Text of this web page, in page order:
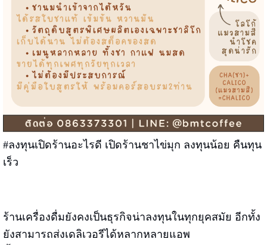
#ลงทุนเปิดร้านอะไรดี เปิดร้านชาไข่มุก ลงทุนน้อย คืนทุน
เร็ว
ร้านเครื่องดื่มยังคงเป็นธุรกิจน่าลงทุนในทุกยุคสมัย อีกทั้ง
ยังสามารถส่งเดลิเวอรีได้หลากหลายแอพ